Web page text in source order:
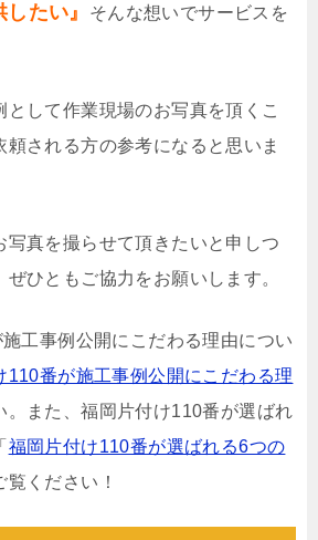
たい』
そんな想いでサービスを
として作業現場のお写真を頂くこ
頼される方の参考になると思いま
写真を撮らせて頂きたいと申しつ
ひともご協力をお願いします。
工事例公開にこだわる理由につい
110番が施工事例公開にこだわる理
。また、福岡片付け110番が選ばれ
福岡片付け110番が選ばれる6つの
覧ください！